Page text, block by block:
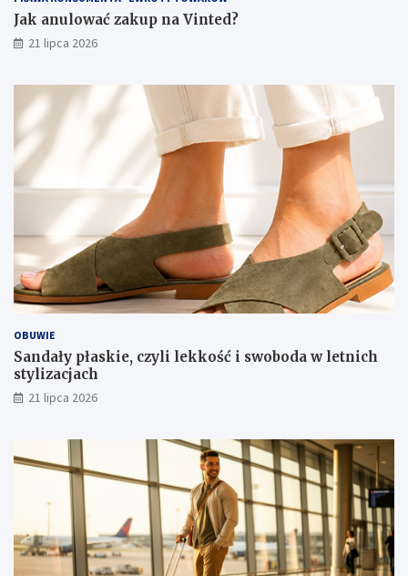
Jak anulować zakup na Vinted?
21 lipca 2026
OBUWIE
Sandały płaskie, czyli lekkość i swoboda w letnich
stylizacjach
21 lipca 2026